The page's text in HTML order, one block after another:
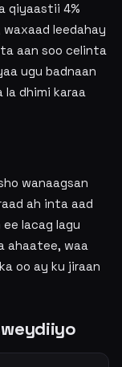
qiyaastii 4%
leedahay
aan soo celinta
ugu badnaan
la dhimi karaa
wanaagsan
ah inta aad
lacag lagu
ahaatee, waa
oo ay ku jiraan